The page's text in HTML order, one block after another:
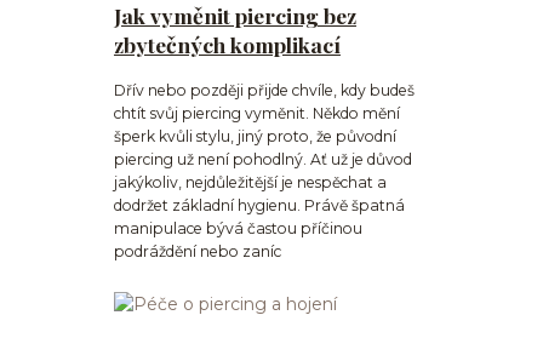
Jak vyměnit piercing bez
zbytečných komplikací
Dřív nebo později přijde chvíle, kdy budeš
chtít svůj piercing vyměnit. Někdo mění
šperk kvůli stylu, jiný proto, že původní
piercing už není pohodlný. Ať už je důvod
jakýkoliv, nejdůležitější je nespěchat a
dodržet základní hygienu. Právě špatná
manipulace bývá častou příčinou
podráždění nebo zaníc